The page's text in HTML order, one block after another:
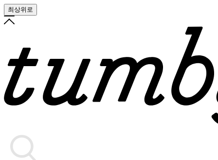
최상위로